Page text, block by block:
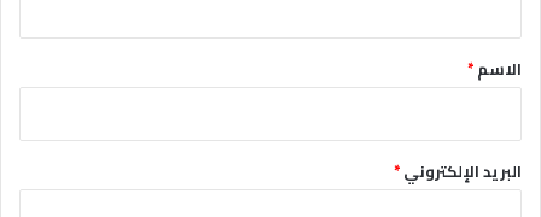
*الاسم*
البريد الإلكتروني*